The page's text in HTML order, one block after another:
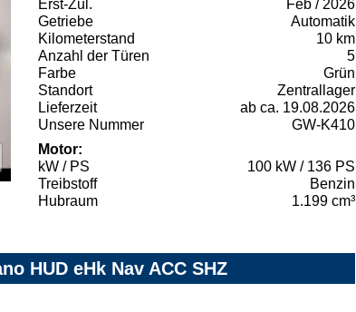
Erst-Zul.
Feb / 2026
Getriebe
Automatik
Kilometerstand
10 km
Anzahl der Türen
5
Farbe
Grün
Standort
Zentrallager
Lieferzeit
ab ca. 19.08.2026
Unsere Nummer
GW-K410
Motor:
kW / PS
100 kW / 136 PS
Treibstoff
Benzin
Hubraum
1.199 cm³
HUD eHk Nav ACC SHZ